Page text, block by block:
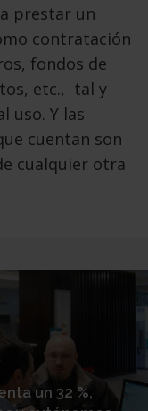
prestar un
contratación
fondos de
etc., tal y
uso. Y las
cuentan son
cualquier otra
un 32 %,